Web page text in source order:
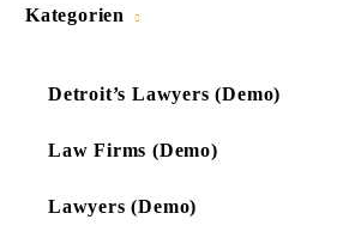
Kategorien
Detroit’s Lawyers (Demo)
Law Firms (Demo)
Lawyers (Demo)